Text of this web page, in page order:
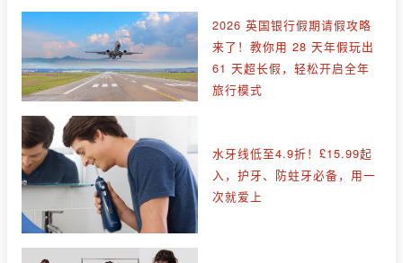
2026 英国银行假期请假攻略
来了！教你用 28 天年假玩出
61 天超长假，轻松开启全年
旅行模式
水牙线低至4.9折！£15.99起
入，护牙、防蛀牙必备，用一
次就爱上